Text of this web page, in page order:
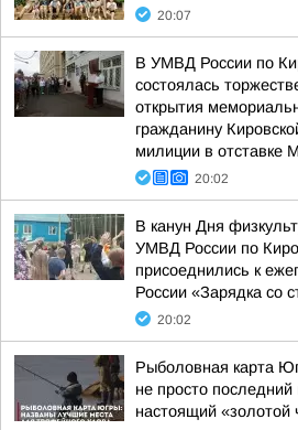
20:07
В УМВД России по
состоялась
открытия
гражданину
милиции в отставке
20:02
В канун Дня
УМВД России по
присоеднились к
России «Зарядка со
20:02
Рыболовная карта
не просто
настоящий «золотой